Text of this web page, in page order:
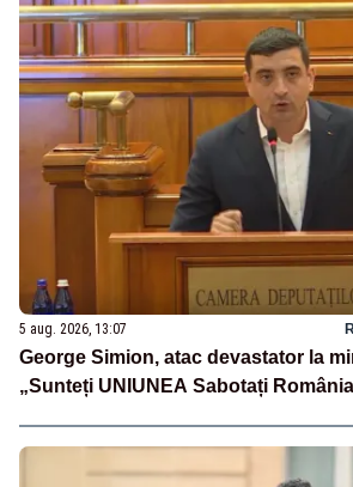
5 aug. 2026, 13:07
George Simion, atac devastator la
„Sunteți UNIUNEA Sabotați